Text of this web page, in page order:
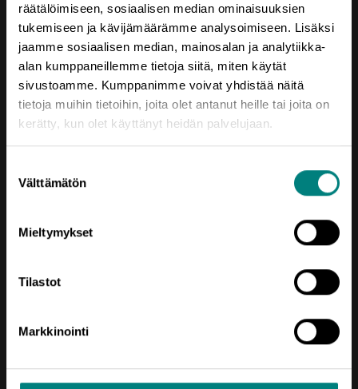
räätälöimiseen, sosiaalisen median ominaisuuksien
tukemiseen ja kävijämäärämme analysoimiseen. Lisäksi
jaamme sosiaalisen median, mainosalan ja analytiikka-
alan kumppaneillemme tietoja siitä, miten käytät
sivustoamme. Kumppanimme voivat yhdistää näitä
tietoja muihin tietoihin, joita olet antanut heille tai joita on
kerätty, kun olet käyttänyt heidän palvelujaan.
valinta
Välttämätön
Mieltymykset
Tilastot
Markkinointi
Yhteystiedot
Porin Leijona
Yrjönkatu 6
28100 Pori
Vaihde (02) 620 5300
prizztech@prizz.fi
etunimi.sukunimi@prizz.fi
Saavutettavuusseloste